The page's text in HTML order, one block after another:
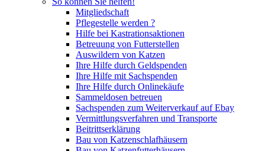
Mitgliedschaft
Pflegestelle werden ?
Hilfe bei Kastrationsaktionen
Betreuung von Futterstellen
Auswildern von Katzen
Ihre Hilfe durch Geldspenden
Ihre Hilfe mit Sachspenden
Ihre Hilfe durch Onlinekäufe
Sammeldosen betreuen
Sachspenden zum Weiterverkauf auf Ebay
Vermittlungsverfahren und Transporte
Beitrittserklärung
Bau von Katzenschlafhäusern